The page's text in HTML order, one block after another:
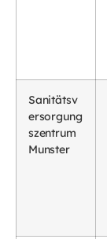
Sanitätsv
ersorgung
szentrum
Munster